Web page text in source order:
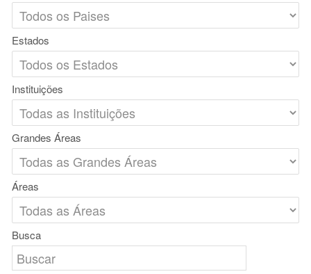
Estados
Instituições
Grandes Áreas
Áreas
Busca